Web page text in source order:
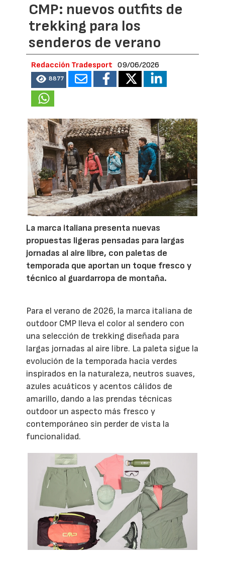
CMP: nuevos outfits de
trekking para los
senderos de verano
Redacción Tradesport 09/06/2026
8877
La marca italiana presenta nuevas
propuestas ligeras pensadas para largas
jornadas al aire libre, con paletas de
temporada que aportan un toque fresco y
técnico al guardarropa de montaña.
Para el verano de 2026, la marca italiana de
outdoor CMP lleva el color al sendero con
una selección de trekking diseñada para
largas jornadas al aire libre. La paleta sigue la
evolución de la temporada hacia verdes
inspirados en la naturaleza, neutros suaves,
azules acuáticos y acentos cálidos de
amarillo, dando a las prendas técnicas
outdoor un aspecto más fresco y
contemporáneo sin perder de vista la
funcionalidad.